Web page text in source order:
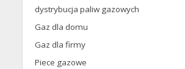
dystrybucja paliw gazowych
Gaz dla domu
Gaz dla firmy
Piece gazowe